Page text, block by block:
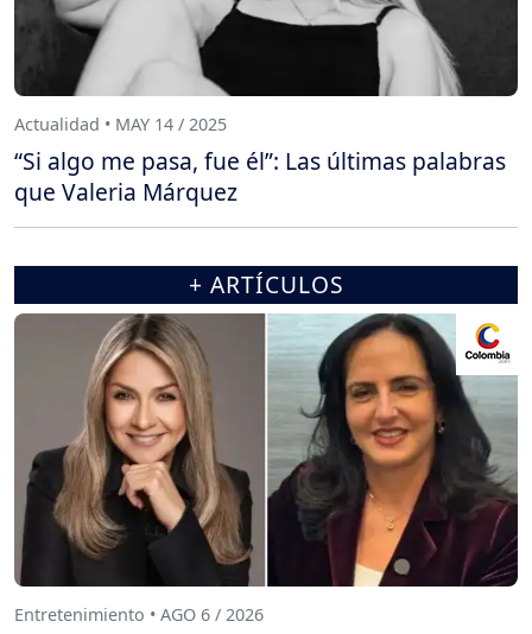
Actualidad • MAY 14 / 2025
“Si algo me pasa, fue él”: Las últimas palabras
que Valeria Márquez
+ ARTÍCULOS
Entretenimiento • AGO 6 / 2026